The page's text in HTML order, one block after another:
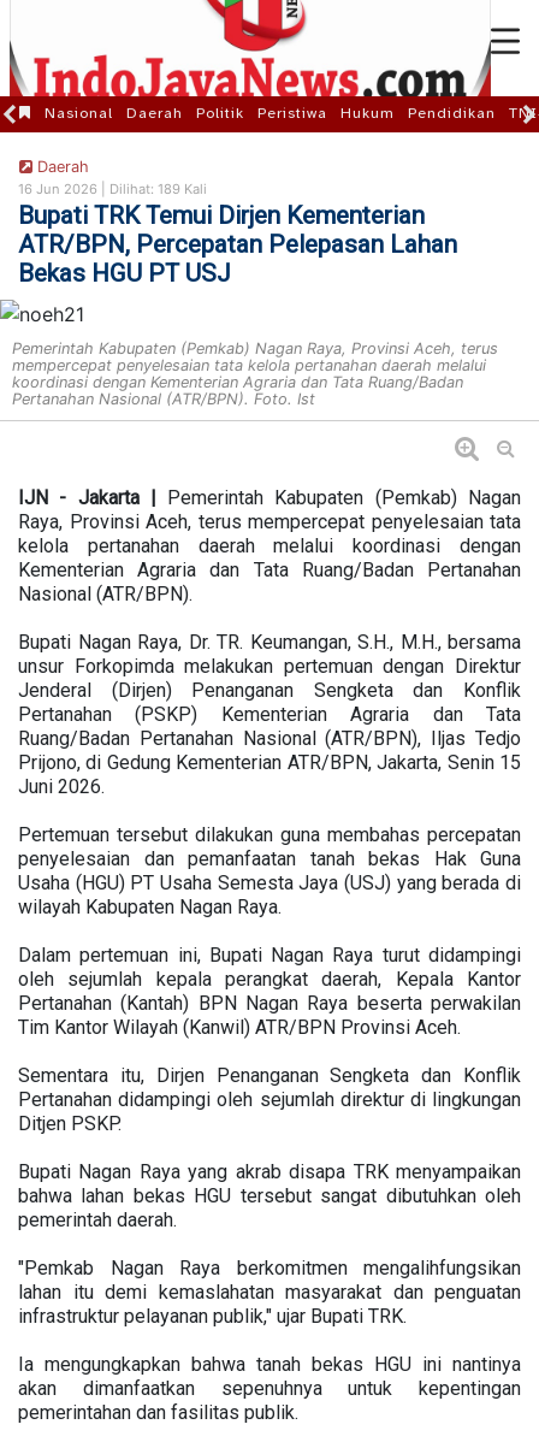
Nasional Daerah Politik Peristiwa Hukum Pendidikan
Daerah
16 Jun 2026 | Dilihat: 189 Kali
Bupati TRK Temui Dirjen Kementerian
ATR/BPN, Percepatan Pelepasan Lahan
Bekas HGU PT USJ
Pemerintah Kabupaten (Pemkab) Nagan Raya, Provinsi Aceh, terus
mempercepat penyelesaian tata kelola pertanahan daerah melalui
koordinasi dengan Kementerian Agraria dan Tata Ruang/Badan
Pertanahan Nasional (ATR/BPN). Foto. Ist
IJN - Jakarta | Pemerintah Kabupaten (Pemkab) Nagan
Raya, Provinsi Aceh, terus mempercepat penyelesaian tata
kelola pertanahan daerah melalui koordinasi dengan
Kementerian Agraria dan Tata Ruang/Badan Pertanahan
Nasional (ATR/BPN).
Bupati Nagan Raya, Dr. TR. Keumangan, S.H., M.H., bersama
unsur Forkopimda melakukan pertemuan dengan Direktur
Jenderal (Dirjen) Penanganan Sengketa dan Konflik
Pertanahan (PSKP) Kementerian Agraria dan Tata
Ruang/Badan Pertanahan Nasional (ATR/BPN), Iljas Tedjo
Prijono, di Gedung Kementerian ATR/BPN, Jakarta, Senin 15
Juni 2026.
Pertemuan tersebut dilakukan guna membahas percepatan
penyelesaian dan pemanfaatan tanah bekas Hak Guna
Usaha (HGU) PT Usaha Semesta Jaya (USJ) yang berada di
wilayah Kabupaten Nagan Raya.
Dalam pertemuan ini, Bupati Nagan Raya turut didampingi
oleh sejumlah kepala perangkat daerah, Kepala Kantor
Pertanahan (Kantah) BPN Nagan Raya beserta perwakilan
Tim Kantor Wilayah (Kanwil) ATR/BPN Provinsi Aceh.
Sementara itu, Dirjen Penanganan Sengketa dan Konflik
Pertanahan didampingi oleh sejumlah direktur di lingkungan
Ditjen PSKP.
Bupati Nagan Raya yang akrab disapa TRK menyampaikan
bahwa lahan bekas HGU tersebut sangat dibutuhkan oleh
pemerintah daerah.
"Pemkab Nagan Raya berkomitmen mengalihfungsikan
lahan itu demi kemaslahatan masyarakat dan penguatan
infrastruktur pelayanan publik," ujar Bupati TRK.
Ia mengungkapkan bahwa tanah bekas HGU ini nantinya
akan dimanfaatkan sepenuhnya untuk kepentingan
pemerintahan dan fasilitas publik.